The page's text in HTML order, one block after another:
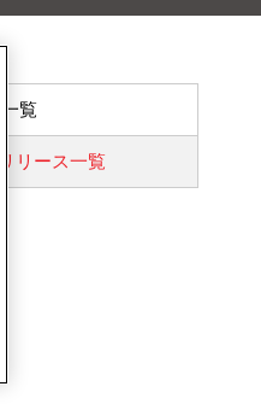
覧
リース一覧